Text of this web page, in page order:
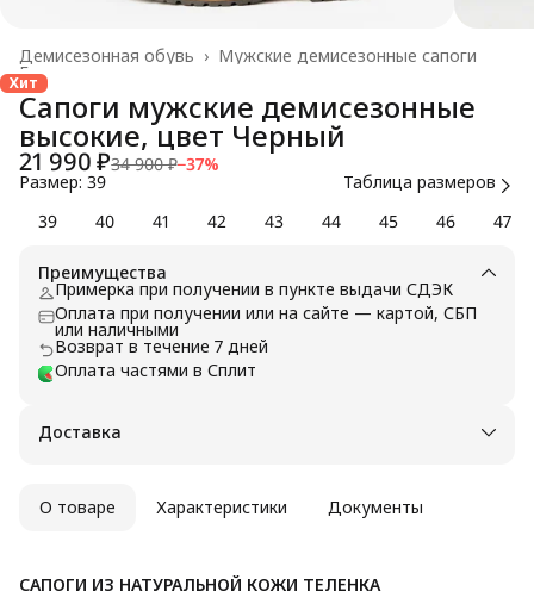
Мужские демисезонные сапоги
Демисезонная обувь ›
Главная
Хит
Сапоги мужские демисезонные
высокие, цвет Черный
21 990 ₽34 900 ₽−37%
Размер: 39
Таблица размеров
39
40 41 42 43 44 45 46 47
Преимущества
Примерка при получении в пункте выдачи СДЭК
Оплата при получении или на сайте — картой, СБП
или наличными
Возврат в течение 7 дней
Оплата частями в Сплит
Доставка
О товаре Характеристики Документы
САПОГИ ИЗ НАТУРАЛЬНОЙ КОЖИ ТЕЛЕНКА